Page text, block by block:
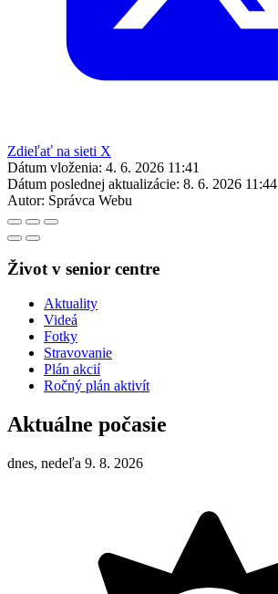
Zdieľať na sieti X
Dátum vloženia: 4. 6. 2026 11:41
Dátum poslednej aktualizácie: 8. 6. 2026 11:44
Autor: Správca Webu
Život v senior centre
Aktuality
Videá
Fotky
Stravovanie
Plán akcií
Ročný plán aktivít
Aktuálne počasie
dnes, nedeľa 9. 8. 2026